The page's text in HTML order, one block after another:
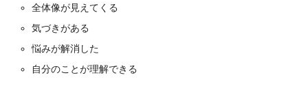
全体像が見えてくる
気づきがある
悩みが解消した
自分のことが理解できる